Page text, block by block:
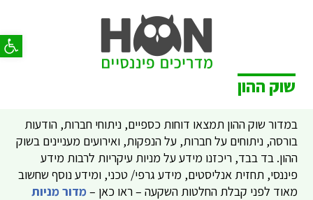
פתח
שוק ההון
במדור שוק ההון תמצאו דוחות כספיים, ניתוחי חברות, הודעות
בורסה, ניתוחים על חברות, על הנפקות, ואירועים מעניינים בשוק
ההון. בד בבד, ריכזנו מידע על מניות עיקריות לרבות מידע
פיננסי, תחזית אנליסטים, מידע גרפי/ טכני, ומידע נוסף שחשוב
מאוד לפני קבלת החלטות השקעה – ראו כאן –מדור מניות